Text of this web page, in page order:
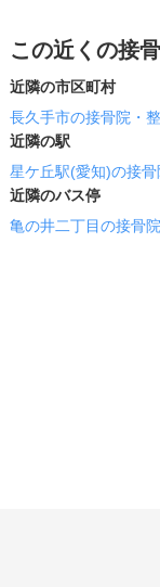
この近くの接
近隣の市区町村
長久手市の接骨院・
近隣の駅
星ケ丘駅(愛知)の接
近隣のバス停
亀の井二丁目の接骨